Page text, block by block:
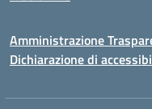
Amministrazione
Dichiarazione di